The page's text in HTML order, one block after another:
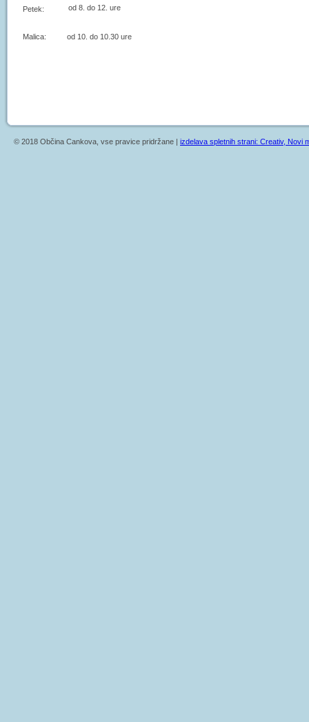
Petek: od 8. do 12. ure
Malica: od 10. do 10.30 ure
© 2018 Občina Cankova, vse pravice pridržane | izdelava spletnih strani: Creativ, Novi